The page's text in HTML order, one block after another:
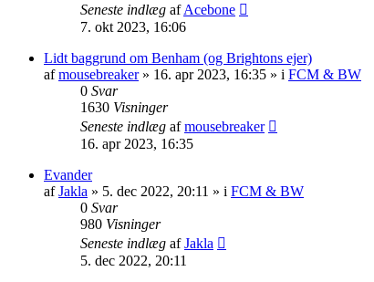
Seneste indlæg afAcebone
7. okt 2023, 16:06
Lidt baggrund om Benham (og Brightons ejer)
afmousebreaker» 16. apr 2023, 16:35 » i FCM & BW
0 Svar
1630 Visninger
Seneste indlæg afmousebreaker
16. apr 2023, 16:35
Evander
afJakla » 5. dec 2022, 20:11 » i FCM & BW
0 Svar
980 Visninger
Seneste indlæg afJakla
5. dec 2022, 20:11